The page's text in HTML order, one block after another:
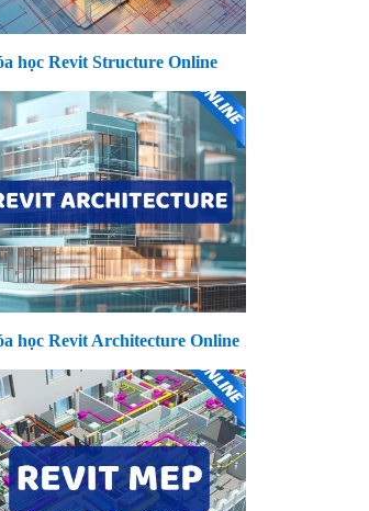
học Revit Structure Online
học Revit Architecture Online